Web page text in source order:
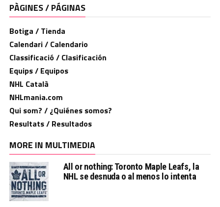
PÀGINES / PÁGINAS
Botiga / Tienda
Calendari / Calendario
Classificació / Clasificación
Equips / Equipos
NHL Català
NHLmania.com
Qui som? / ¿Quiénes somos?
Resultats / Resultados
MORE IN MULTIMEDIA
All or nothing: Toronto Maple Leafs, la
NHL se desnuda o al menos lo intenta